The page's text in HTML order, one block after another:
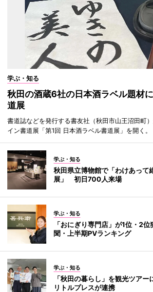
学ぶ・知る
秋田の酒蔵6社の日本酒ラベル題材
道展
書道誌などを発行する書友社（秋田市山王沼田町
イン書道展「第1回 日本酒ラベル書道展」を開く。
学ぶ・知る
秋田県立博物館で「わけあって
展」 初日700人来場
学ぶ・知る
「おにぎり専門店」が1位・2
聞・上半期PVランキング
学ぶ・知る
「秋田の暮らし」を観光ツア
リトルプレスが連携